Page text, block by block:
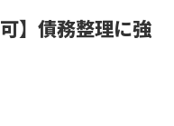
】債務整理に強